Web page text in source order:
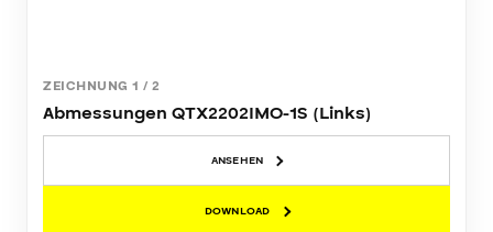
ZEICHNUNG 1 / 2
Abmessungen QTX2202IMO-1S (Links)
ANSEHEN
DOWNLOAD